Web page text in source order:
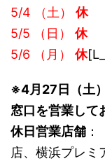
5/4 （土） 休
5/5 （日） 休
5/6 （月） 休
※4月27日（土
窓口を営業して
休日営業店舗
店、横浜プレミ